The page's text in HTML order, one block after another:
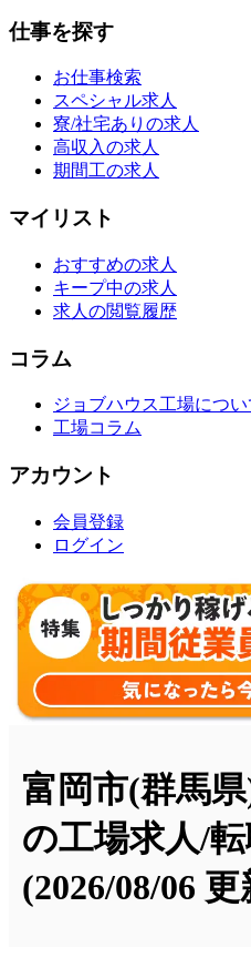
仕事を探す
お仕事検索
スペシャル求人
寮/社宅ありの求人
高収入の求人
期間工の求人
マイリスト
おすすめの求人
キープ中の求人
求人の閲覧履歴
コラム
ジョブハウス工場につい
工場コラム
アカウント
会員登録
ログイン
富岡市(群馬
の工場求人/
(2026/08/06 更